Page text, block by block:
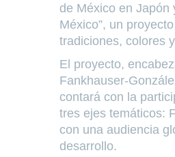
de México en Japón
México”, un
tradiciones, colores
El proyecto,
Fankhauser-
contará con la
tres ejes temáticos:
con una audiencia
desarrollo.